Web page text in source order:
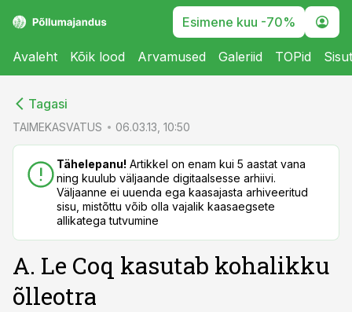
Esimene kuu -70%
Avaleht Kõik lood Arvamused Galeriid TOPid
Tagasi
TAIMEKASVATUS 06.03.13, 10:50
Tähelepanu! Artikkel on enam kui 5 aastat vana
ning kuulub väljaande digitaalsesse arhiivi.
Väljaanne ei uuenda ega kaasajasta arhiveeritud
sisu, mistõttu võib olla vajalik kaasaegsete
allikatega tutvumine
A. Le Coq kasutab kohalikku
õlleotra